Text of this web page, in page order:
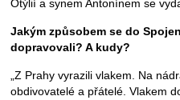
Otýlií a synem Antonínem se
Jakým způsobem se do
dopravovali? A kudy?
„Z Prahy vyrazili vlakem. Na
obdivovatelé a přátelé. Vlakem